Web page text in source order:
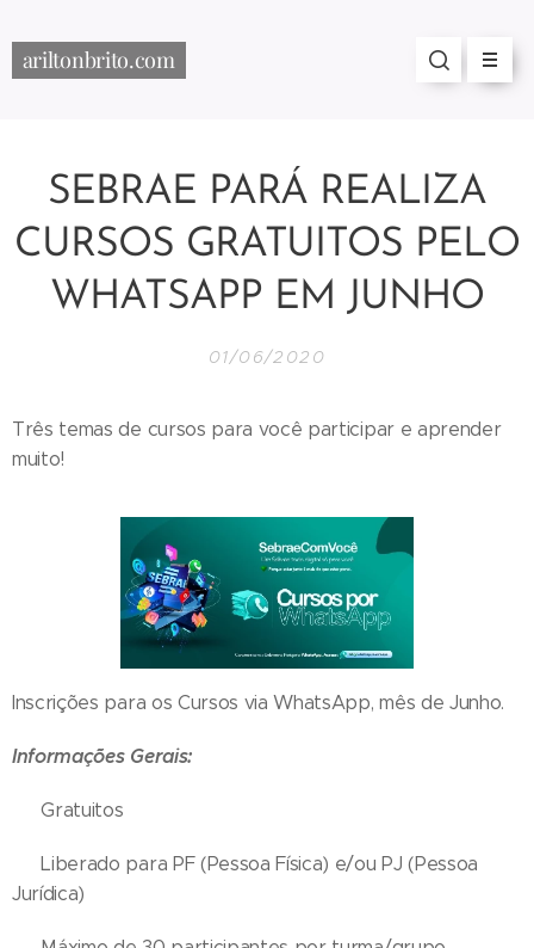
ariltonbrito.com
SEBRAE PARÁ REALIZA
CURSOS GRATUITOS PELO
WHATSAPP EM JUNHO
01/06/2020
Três temas de cursos para você participar e aprender
muito!
Inscrições para os Cursos via WhatsApp, mês de Junho.
Informações Gerais:
➡️ Gratuitos
➡️ Liberado para PF (Pessoa Física) e/ou PJ (Pessoa
Jurídica)